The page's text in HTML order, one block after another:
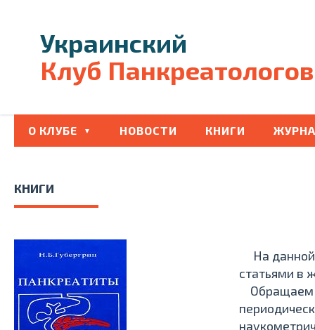
Украинский
Клуб Панкреатологов
О КЛУБЕ НОВОСТИ КНИГИ
КНИГИ
На данной
статьями в
Обращаем